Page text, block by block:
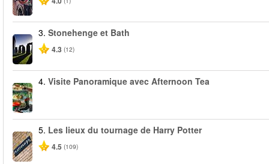
3. Stonehenge et Bath
4.3 (12)
4. Visite Panoramique avec Afternoon Tea
5. Les lieux du tournage de Harry Potter
4.5 (109)